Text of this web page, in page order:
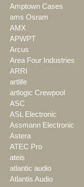
Amptown Cases
ams Osram
AMX
APWPT
Arcus
Area Four Industries
ARRI
artlife
artlogic Crewpool
ASC
ASL Electronic
Assmann Electronic
Astera
ATEC Pro
ateis
atlantic audio
Atlantis Audio